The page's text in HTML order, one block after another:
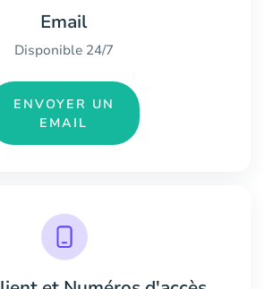
Email
Disponible 24/7
ENVOYER UN
EMAIL